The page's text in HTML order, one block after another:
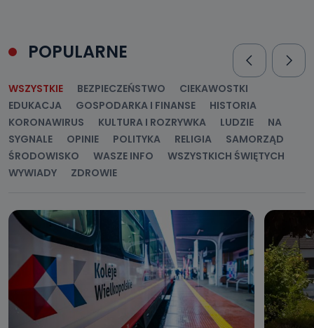
POPULARNE
WSZYSTKIE BEZPIECZEŃSTWO
CIEKAWOSTKI
EDUKACJA
GOSPODARKA I FINANSE
HISTORIA
KORONAWIRUS
KULTURA I ROZRYWKA LUDZIE
NA
SYGNALE
OPINIE POLITYKA RELIGIA
SAMORZĄD
ŚRODOWISKO
WASZE INFO
WSZYSTKICH ŚWIĘTYCH
WYWIADY
ZDROWIE